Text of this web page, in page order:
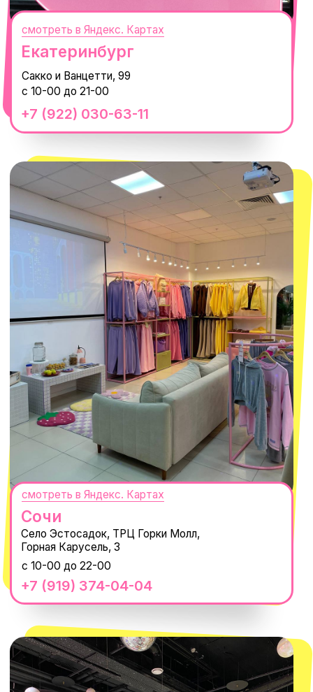
+7 (932) 602-41-15
ТРК «Европолис Ростокино»
ул. Проспект Мира, 211 к2
с 10-00 до 22-00
Москва
смотреть в Яндекс.Картах
WhatsApp
8 800 550-06-92
macrocosm_store@mail.ru
КОНТАКТЫ
Оплата долями
Size guide
Обмен и возврат
Вакансии
Реквизиты
Наши путешествия
Наши проекты
Новости
О КОМПАНИИ
Нажимая "Подписаться", вы соглашаетесь с
Политикой обработки
персональных данных
Согласием на рассылку электронных
сообщений
ПОДПИСАТЬСЯ
СЕКРЕТНЫЕ ПРОМОКОДЫ, ПРИГЛАШЕНИЯ
НА МЕРОПРИЯТИЯ И АНОНСЫ НОВИНОК
@MACROCOSM_STORE
MACROCOSM
300'000+ подписчиков
14'000+ подписчиков в нашем Telegram-
канале